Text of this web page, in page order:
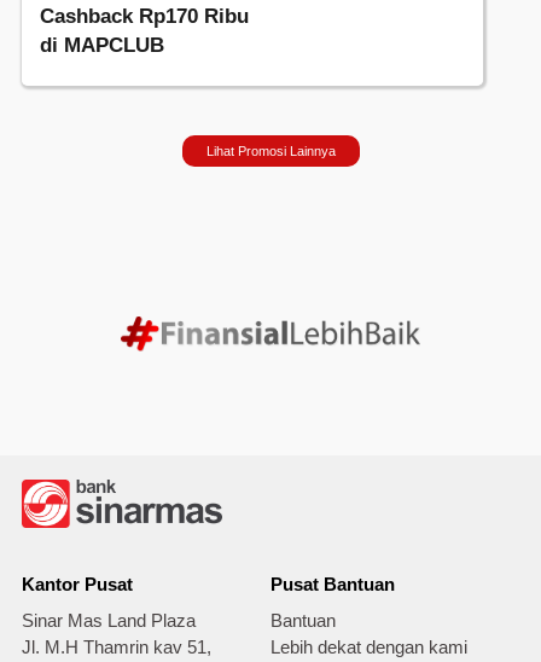
Cashback Rp170 Ribu
di MAPCLUB
Lihat Promosi Lainnya
Kantor Pusat
Sinar Mas Land Plaza
Jl. M.H Thamrin kav 51,
Pusat Bantuan
Bantuan
Lebih dekat dengan kami